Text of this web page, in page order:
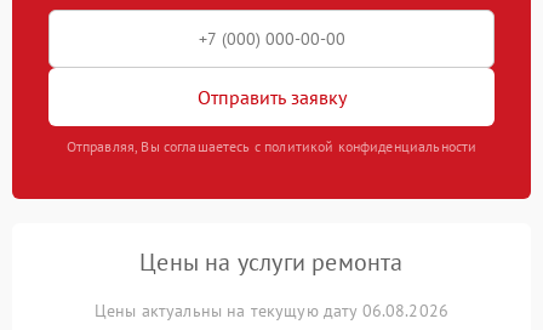
Отправить заявку
Отправляя, Вы соглашаетесь с политикой конфиденциальности
Цены на услуги ремонта
Цены актуальны на текущую дату 06.08.2026